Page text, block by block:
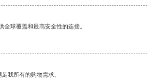
球覆盖和最高安全性的连接。
我所有的购物需求。